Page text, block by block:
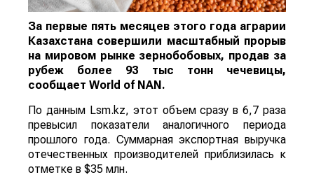
За первые пять месяцев этого года аграрии
Казахстана совершили масштабный прорыв
на мировом рынке зернобобовых, продав за
рубеж более 93 тыс тонн чечевицы,
сообщает World of NAN .
По данным Lsm.kz, этот объем сразу в 6,7 раза
превысил показатели аналогичного периода
прошлого года. Суммарная экспортная выручка
отечественных производителей приблизилась к
отметке в $35 млн.